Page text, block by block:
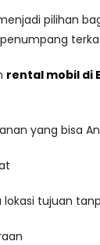
pilihan
rental mobil di
yang bisa
tujuan